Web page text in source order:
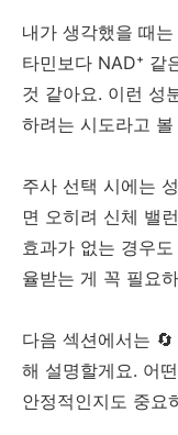
내가 생각했을 때
타민보다 NAD⁺ 같
것 같아요. 이런 성
하려는 시도라고
주사 선택 시에는
면 오히려 신체 밸
효과가 없는 경우
율받는 게 꼭 필요
다음 섹션에서는
해 설명할게요. 어
안정적인지도 중요